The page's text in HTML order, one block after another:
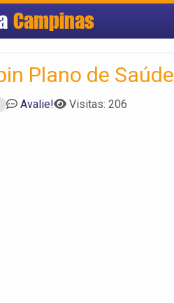
Campinas
Plano de Saúde
Avalie! Visitas: 206